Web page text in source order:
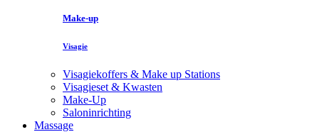
Make-up
Visagie
Visagiekoffers & Make up Stations
Visagieset & Kwasten
Make-Up
Saloninrichting
Massage